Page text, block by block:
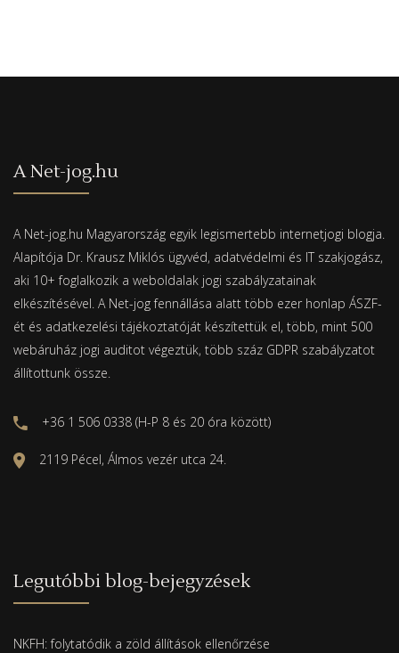
A Net-jog.hu
A Net-jog.hu Magyarország egyik legismertebb internetjogi blogja.
Alapítója Dr. Krausz Miklós ügyvéd, adatvédelmi és IT szakjogász,
aki 10+ foglalkozik a weboldalak jogi szabályzatainak
elkészítésével. A Net-jog fennállása alatt több ezer honlap ÁSZF-
ét és adatkezelési tájékoztatóját készítettük el, több, mint 500
webáruház jogi auditot végeztük, több száz GDPR szabályzatot
állítottunk össze.
+36 1 506 0338 (H-P 8 és 20 óra között)
2119 Pécel, Álmos vezér utca 24.
Legutóbbi blog-bejegyzések
NKFH: folytatódik a zöld állítások ellenőrzése